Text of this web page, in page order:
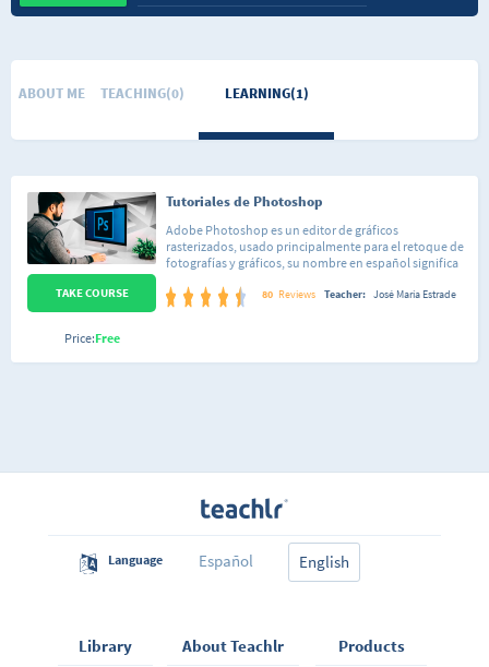
ABOUT ME TEACHING(0) LEARNING(1)
Tutoriales de Photoshop
Adobe Photoshop es un editor de gráficos
rasterizados, usado principalmente para el retoque de
fotografías y gráficos, su nombre en español significa
conformado por 34 lecciones de dificultad sencilla,
organizadas de forma tal que puedas seguir el curso
interesado en realizar sobre tu imagen. Cada lección
fotos, eliminar personas, crear elementos sobre tus
contraste, hasta hacerte más musculoso o más
80 Reviews Teacher: José María Estrade
TAKE COURSE
Price:Free
Language Español English
Library About Teachlr Products